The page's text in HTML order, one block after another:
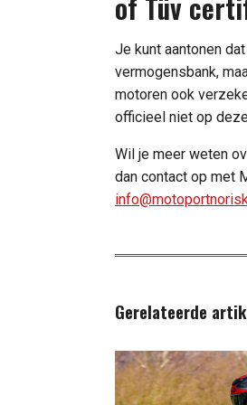
Je kunt aantonen
vermogensbank,
motoren ook
officieel niet op
Wil je meer weten
dan contact op met
Gerelateerde